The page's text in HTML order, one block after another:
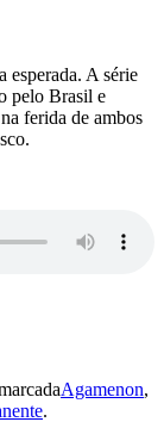
esperada. A série
pelo Brasil e
ferida de ambos
Agamenon,
.